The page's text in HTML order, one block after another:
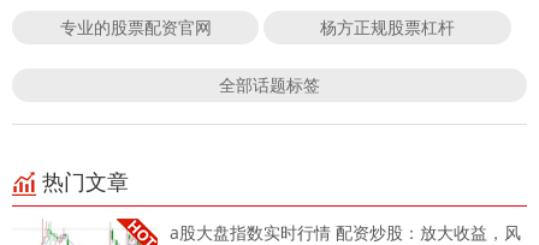
专业的股票配资官网 杨方正规股票杠杆
全部话题标签
热门文章
a股大盘指数实时行情 配资炒股：放大收益，风